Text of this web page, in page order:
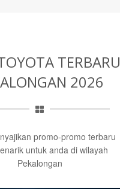
TERBARU
2026
promo-promo terbaru
untuk anda di wilayah
Pekalongan